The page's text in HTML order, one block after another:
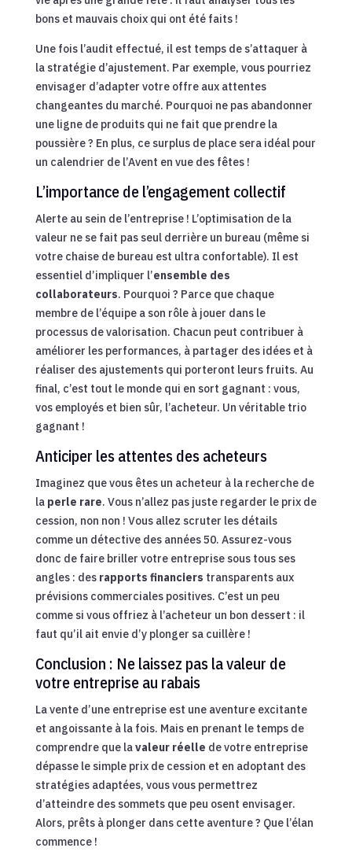
bons et mauvais choix qui ont été faits !
Une fois l’audit effectué, il est temps de s’attaquer à
la stratégie d’ajustement. Par exemple, vous pourriez
envisager d’adapter votre offre aux attentes
changeantes du marché. Pourquoi ne pas abandonner
une ligne de produits qui ne fait que prendre la
poussière ? En plus, ce surplus de place sera idéal pour
un calendrier de l’Avent en vue des fêtes !
L’importance de l’engagement collectif
Alerte au sein de l’entreprise ! L’optimisation de la
valeur ne se fait pas seul derrière un bureau (même si
votre chaise de bureau est ultra confortable). Il est
essentiel d’impliquer l’ensemble des
collaborateurs. Pourquoi ? Parce que chaque
membre de l’équipe a son rôle à jouer dans le
processus de valorisation. Chacun peut contribuer à
améliorer les performances, à partager des idées et à
réaliser des ajustements qui porteront leurs fruits. Au
final, c’est tout le monde qui en sort gagnant : vous,
vos employés et bien sûr, l’acheteur. Un véritable trio
gagnant !
Anticiper les attentes des acheteurs
Imaginez que vous êtes un acheteur à la recherche de
la perle rare. Vous n’allez pas juste regarder le prix de
cession, non non ! Vous allez scruter les détails
comme un détective des années 50. Assurez-vous
donc de faire briller votre entreprise sous tous ses
angles : des rapports financiers transparents aux
prévisions commerciales positives. C’est un peu
comme si vous offriez à l’acheteur un bon dessert : il
faut qu’il ait envie d’y plonger sa cuillère !
Conclusion : Ne laissez pas la valeur de
votre entreprise au rabais
La vente d’une entreprise est une aventure excitante
et angoissante à la fois. Mais en prenant le temps de
comprendre que lavaleur réelle de votre entreprise
dépasse le simple prix de cession et en adoptant des
stratégies adaptées, vous vous permettrez
d’atteindre des sommets que peu osent envisager.
Alors, prêts à plonger dans cette aventure ? Que l’élan
commence !